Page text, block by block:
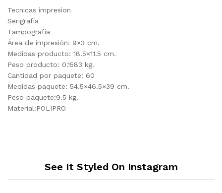
Tecnicas impresion
Serigrafía
Tampografía
Área de impresión: 9×3 cm.
Medidas producto: 18.5×11.5 cm.
Peso producto: 0.1583 kg.
Cantidad por paquete: 60
Medidas paquete: 54.5×46.5×39 cm.
Peso paquete:9.5 kg.
Material:POLIPRO
See It Styled On Instagram